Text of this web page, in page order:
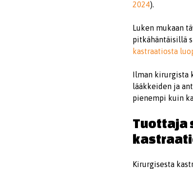
2024).
Luken mukaan
pitkähäntäisillä
kastraatiosta
Ilman kirurgista
lääkkeiden ja
pienempi kuin
Tuottaja
Kirurgisesta